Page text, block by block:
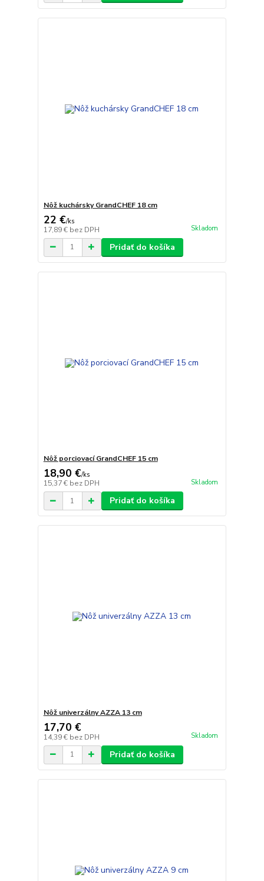
Nôž kuchársky GrandCHEF 18 cm
22 €/ks
17,89 € bez DPH Skladom
Pridať do košíka
Nôž porciovací GrandCHEF 15 cm
18,90 €/ks
15,37 € bez DPH Skladom
Pridať do košíka
Nôž univerzálny AZZA 13 cm
17,70 €
14,39 € bez DPH Skladom
Pridať do košíka